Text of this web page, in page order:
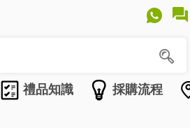
禮品知識 採購流程